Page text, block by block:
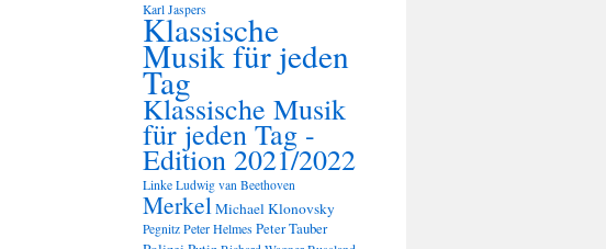
Karl Jaspers
Klassische
Musik für jeden
Tag
Klassische Musik
für jeden Tag -
Edition 2021/2022
Linke Ludwig van Beethoven
MerkelMichael Klonovsky
Pegnitz Peter HelmesPeter Tauber